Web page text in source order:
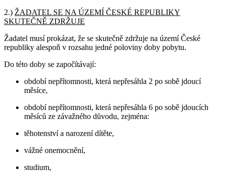
2.) ŽADATEL SE NA ÚZEMÍ ČESKÉ REPUBLIKY
SKUTEČNĚ ZDRŽUJE
Žadatel musí prokázat, že se skutečně zdržuje na území České
republiky alespoň v rozsahu jedné poloviny doby pobytu.
Do této doby se započítávají:
období nepřítomnosti, která nepřesáhla 2 po sobě jdoucí
měsíce,
období nepřítomnosti, která nepřesáhla 6 po sobě jdoucích
měsíců ze závažného důvodu, zejména:
těhotenství a narození dítěte,
vážné onemocnění,
studium,